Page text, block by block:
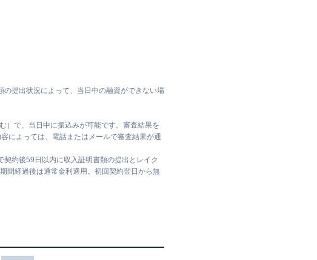
提出状況によって、当日中の融資ができない場
）で、当日中に振込みが可能です。審査結果を
によっては、電話またはメールで審査結果が通
約後59日以内に収入証明書類の提出とレイク
間経過後は通常金利適用。初回契約翌日から無